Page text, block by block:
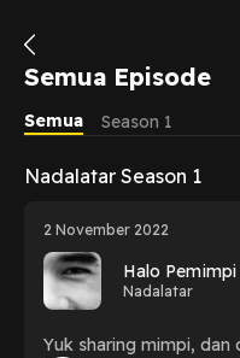
Semua Episode
Semua
Season 1
Nadalatar Season 1
2 November 2022
Halo Pemimpi
Nadalatar
Yuk sharing mimpi, dan